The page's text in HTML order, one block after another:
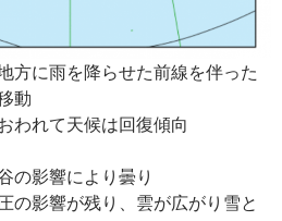
方に雨を降らせた前線を伴った
動
われて天候は回復傾向
の影響により曇り
の影響が残り、雲が広がり雪と